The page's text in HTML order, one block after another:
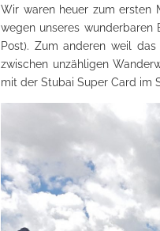
Wir waren heuer zum ersten
wegen unseres wunderbaren
Post). Zum anderen weil
zwischen unzähligen
mit der Stubai Super Card im